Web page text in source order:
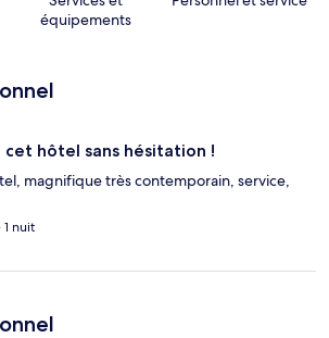
équipements
hôtel sans hésitation !
magnifique très contemporain, service,
nuit